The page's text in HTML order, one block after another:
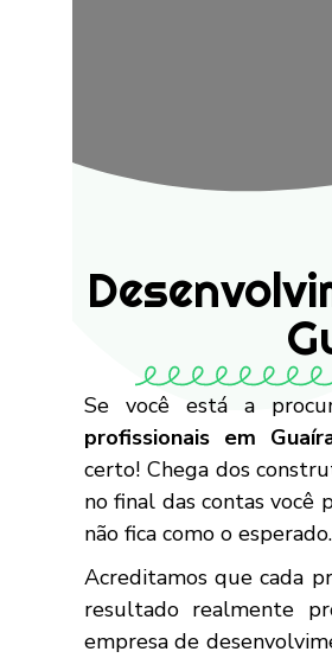
Se você está a
profissionais em
certo! Chega dos
no final das contas você
não fica como o esperado.
Acreditamos que cada
resultado realmente
empresa de